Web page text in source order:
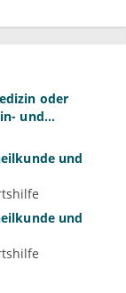
oder
und
und
und
und